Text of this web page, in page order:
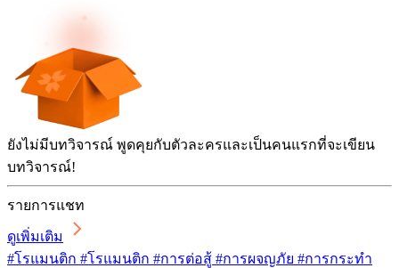
ยังไม่มีบทวิจารณ์ พูดคุยกับตัวละครและเป็นคนแรกที่จะเขียน
บทวิจารณ์!
รายการแชท
ดูเพิ่มเติม
#โรแมนติก #โรแมนติก #การต่อสู้ #การผจญภัย #การกระทำ